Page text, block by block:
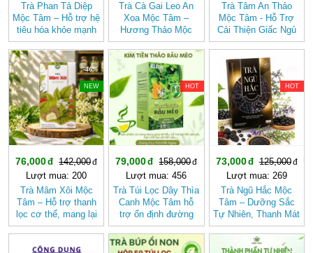
Trà Phan Tả Diệp
Mộc Tâm – Hỗ trợ hệ
tiêu hóa khỏe mạnh
Trà Cà Gai Leo An
Xoa Mộc Tâm –
Hương Thảo Mộc
Cho Ngày Thư Thái
Trà Tâm An Thảo
Mộc Tâm - Hỗ Trợ
Cải Thiện Giấc Ngủ
-46%
NEW
76,000
142,000
Lượt mua: 200
Trà Mâm Xôi Mộc
Tâm – Hỗ trợ thanh
lọc cơ thể, mang lại
cảm giác nhẹ nhàng
HOT
79,000
158,000
Lượt mua: 456
Trà Túi Lọc Dây Thìa
Canh Mộc Tâm hỗ
trợ ổn định đường
huyết
HOT
73,000
125,000
Lượt mua: 269
Trà Ngũ Hắc Mộc
Tâm – Dưỡng Sắc
Tự Nhiên, Thanh Mát
Dịu Nhẹ (hộp 20 túi
lọc)